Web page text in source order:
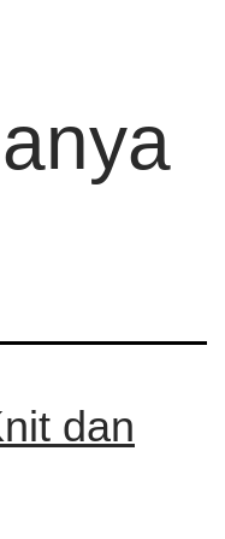
dan